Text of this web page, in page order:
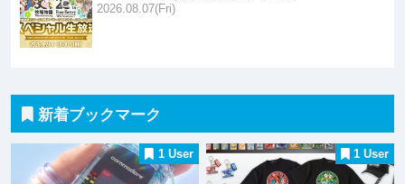
2026.08.07(Fri)
新着ブックマーク
1 User 1 User